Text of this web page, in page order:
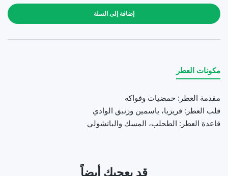
إضافة إلى السلة
مكونات العطر
مقدمة العطر: حمضيات وفواكه
قلب العطر: فريزيا، ياسمين وزنبق الوادي
قاعدة العطر: الطحلب، المسك والباتشولي
قد يعجبك أيضاً